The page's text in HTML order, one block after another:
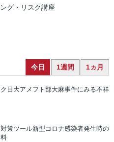
グ・リスク講座
今日 1週間 1ヵ月
日大アメフト部大麻事件にみる不祥
策ツール新型コロナ感染者発生時の